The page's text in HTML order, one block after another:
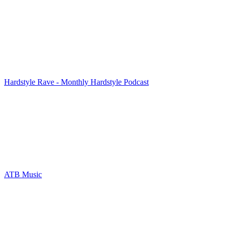
Hardstyle Rave - Monthly Hardstyle Podcast
ATB Music